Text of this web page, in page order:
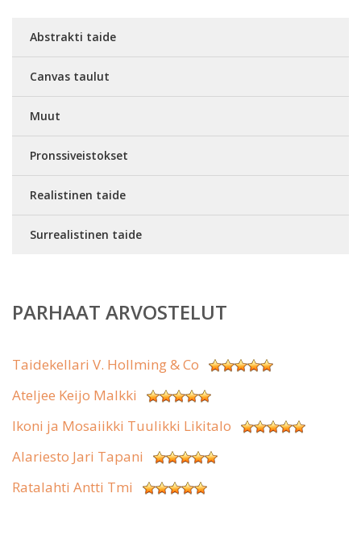
Abstrakti taide
Canvas taulut
Muut
Pronssiveistokset
Realistinen taide
Surrealistinen taide
PARHAAT ARVOSTELUT
Taidekellari V. Hollming & Co
Ateljee Keijo Malkki
Ikoni ja Mosaiikki Tuulikki Likitalo
Alariesto Jari Tapani
Ratalahti Antti Tmi